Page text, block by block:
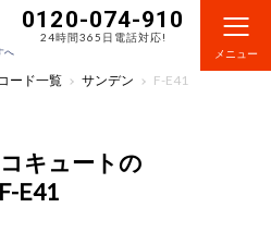
へ
0120-074-910
24時間365日電話対応!
メニュー
ード一覧 サンデン F-E41
キュートの
E41